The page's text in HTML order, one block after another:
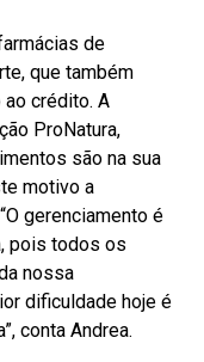
de
que também
crédito. A
ProNatura,
são na sua
motivo a
gerenciamento é
pois todos os
nossa
dificuldade hoje é
conta Andrea.